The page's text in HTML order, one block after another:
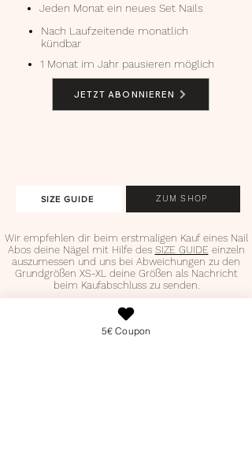
Jeden Monat ein neues Set Nails
Nach Laufzeitende monatlich
kündbar
1 Monat im Jahr pausieren möglich
JETZT ABONNIEREN
SIZE GUIDE ZUM SHOP
Wir empfehlen dir beim erstmaligen Kauf eines Nail
Abos deine Nägel mit Hilfe des SIZE GUIDE einzeln
auszumessen und uns bei Abweichungen zu den
Grundgrößen XS-XL deine Größen als Nachricht
beim Kaufabschluss zu senden.
NAIL BOX DES MONATS
5€ Coupon